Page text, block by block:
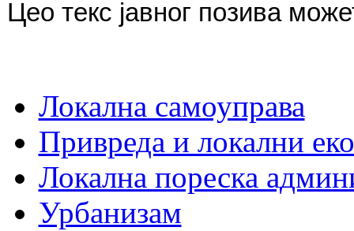
Цео текс јавног позива
Локална самоуправа
Привреда и локални
Локална пореска
Урбанизам